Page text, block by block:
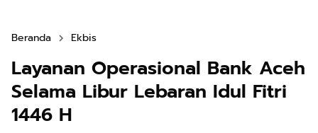
Beranda Ekbis
Layanan Operasional Bank Aceh
Selama Libur Lebaran Idul Fitri
1446 H